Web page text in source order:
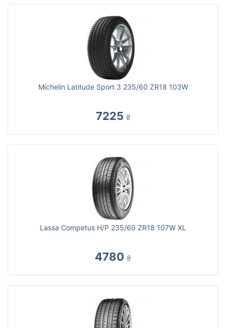
Michelin Latitude Sport 3 235/60 ZR18 103W
7225 ₴
Lassa Competus H/P 235/60 ZR18 107W XL
4780 ₴